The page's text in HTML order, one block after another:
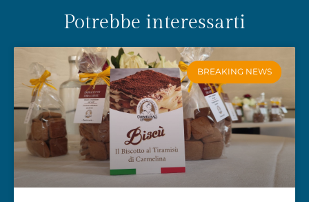
Potrebbe interessarti
BREAKING NEWS